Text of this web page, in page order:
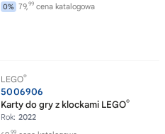
0% 79,99 cena katalogowa
LEGO®
5006906
Karty do gry z klockami LEGO®
Rok: 2022
99